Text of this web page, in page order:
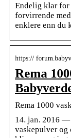
Endelig klar for
forvirrende
enklere enn du
https://
Rema
Rema 1000
14. jan. 2016 —
vaskepulver